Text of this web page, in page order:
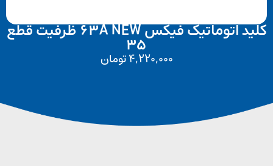
کلید اتوماتیک فیکس 63A NEW ظرفیت قطع
4,220,000تومان